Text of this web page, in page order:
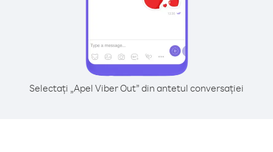
Selectați „Apel Viber Out” din antetul conversației